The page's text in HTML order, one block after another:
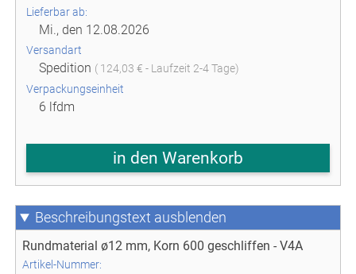
Lieferbar ab:
Mi., den 12.08.2026
Versandart
Spedition ( 124,03 € - Laufzeit 2-4 Tage)
Verpackungseinheit
6 lfdm
in den Warenkorb
Beschreibungstext
Rundmaterial ø12 mm, Korn 600 geschliffen - V4A
Artikel-Nummer: